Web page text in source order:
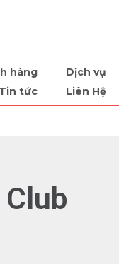
hàng
Dịch vụ
Tin tức Liên Hệ